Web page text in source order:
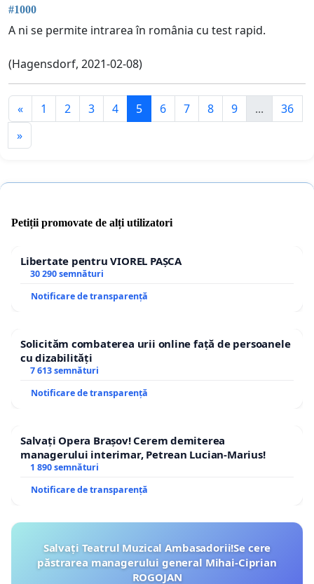
#1000
A ni se permite intrarea în românia cu test rapid.
(Hagensdorf, 2021-02-08)
« 1 2 3 4 5 6 7 8 9 ...
36
»
Petiții promovate de alți utilizatori
Libertate pentru VIOREL PAȘCA
30 290 semnături
Notificare de transparență
Solicităm combaterea urii online față de persoanele
cu dizabilități
7 613 semnături
Notificare de transparență
Salvați Opera Brașov! Cerem demiterea
managerului interimar, Petrean Lucian-Marius!
1 890 semnături
Notificare de transparență
Salvați Teatrul Muzical Ambasadorii!Se cere
păstrarea managerului general Mihai-Ciprian
ROGOJAN